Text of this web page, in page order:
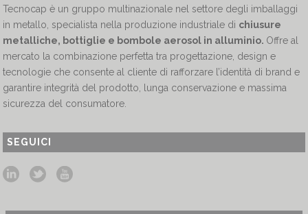
Tecnocap è un gruppo multinazionale nel settore degli imballaggi
in metallo, specialista nella produzione industriale di chiusure
metalliche, bottiglie e bombole aerosol in alluminio. Offre al
mercato la combinazione perfetta tra progettazione, design e
tecnologie che consente al cliente di rafforzare l’identità di brand e
garantire integrità del prodotto, lunga conservazione e massima
sicurezza del consumatore.
SEGUICI